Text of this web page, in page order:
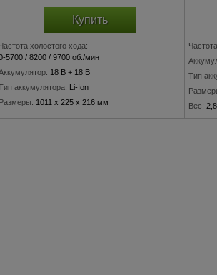
Купить
Частота холостого хода:
5700 / 8200 / 9700 об./мин
18 В + 18 В
аккумулятора: Li-Ion
Размеры: 1011 х 225 х 216 мм
5.6 кг
Тип
Вес: